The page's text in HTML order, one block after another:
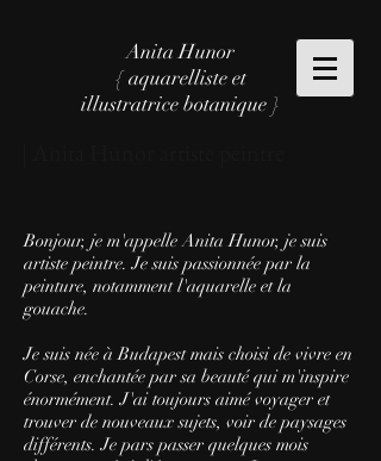
Anita Hunor
{ aquarelliste et
illustratrice botanique }
Bonjour, je m'appelle Anita Hunor, je suis
artiste peintre. Je suis passionnée par la
peinture, notamment l'aquarelle et la
gouache.
Je suis née à Budapest mais choisi de vivre en
Corse, enchantée par sa beauté qui m'inspire
énormément. J'ai toujours aimé voyager et
trouver de nouveaux sujets, voir de paysages
différents. Je pars passer quelques mois